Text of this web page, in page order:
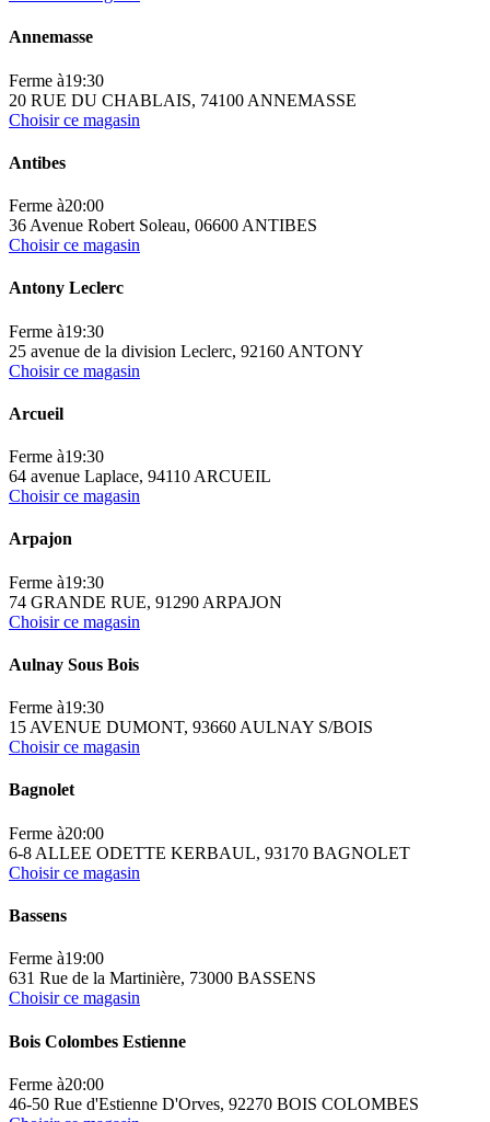
Annemasse
Ferme à19:30
20 RUE DU CHABLAIS, 74100 ANNEMASSE
Choisir ce magasin
Antibes
Ferme à20:00
36 Avenue Robert Soleau, 06600 ANTIBES
Choisir ce magasin
Antony Leclerc
Ferme à19:30
25 avenue de la division Leclerc, 92160 ANTONY
Choisir ce magasin
Arcueil
Ferme à19:30
64 avenue Laplace, 94110 ARCUEIL
Choisir ce magasin
Arpajon
Ferme à19:30
74 GRANDE RUE, 91290 ARPAJON
Choisir ce magasin
Aulnay Sous Bois
Ferme à19:30
15 AVENUE DUMONT, 93660 AULNAY S/BOIS
Choisir ce magasin
Bagnolet
Ferme à20:00
6-8 ALLEE ODETTE KERBAUL, 93170 BAGNOLET
Choisir ce magasin
Bassens
Ferme à19:00
631 Rue de la Martinière, 73000 BASSENS
Choisir ce magasin
Bois Colombes Estienne
Ferme à20:00
46-50 Rue d'Estienne D'Orves, 92270 BOIS COLOMBES